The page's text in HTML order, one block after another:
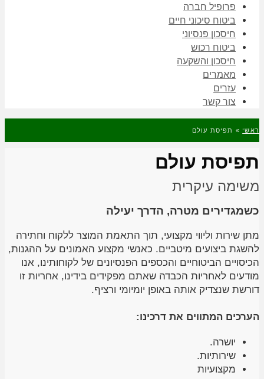
פרופיל חברה
ביטוח סיכוני חיים
חיסכון פנסיוני
ביטוח רכוש
חיסכון והשקעה
מאמרים
עזרים
צור קשר
ראשי » תפיסת עולם
תפיסת עולם
משימה עיקרית
כשמגדירים מטרה, הדרך יעילה
מתן שירות וליווי מקצועי, תוך התאמת המוצר ללקוח וחתירה
להשגת ביצועים מיטביים. כאנשי מקצוע האמונים על ההגנות,
הכיסויים הביטוחיים והכספים הפנסיונים של לקוחותינו, אנו
מודעים לאחריות הכבדה שאתם מפקידים בידינו, אחריות זו
דורשת שנצדיק אותה באופן יומיומי ורציף.
הערכים המתווים את דרכינו:
יושרה.
שירותיות.
מקצועיות